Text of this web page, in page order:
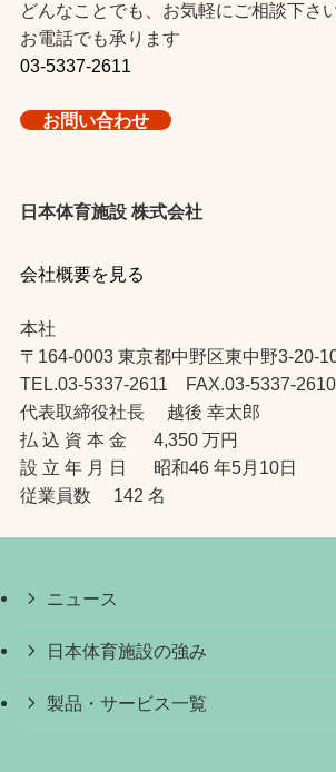
どんなことでも、お気軽にご相談下さ
お電話でも承ります
03-5337-2611
お問い合わせ
日本体育施設 株式会社
会社概要を見る
本社
〒164-0003 東京都中野区東中野3-20-
TEL.03-5337-2611 FAX.03-5337-2610
代表取締役社長 越後 幸太郎
払 込 資 本 金 4,350 万円
設 立 年 月 日 昭和46 年5月10日
従業員数 142 名
ニュース
日本体育施設の強み
製品・サービス一覧